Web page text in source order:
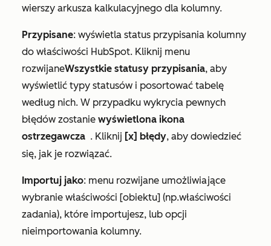
wierszy arkusza kalkulacyjnego dla kolumny.
Przypisane: wyświetla status przypisania kolumny
do właściwości HubSpot. Kliknij menu
rozwijaneWszystkie statusy przypisania, aby
wyświetlić typy statusów i posortować tabelę
według nich. W przypadku wykrycia pewnych
błędów zostanie wyświetlona ikona
ostrzegawcza . Kliknij [x] błędy, aby dowiedzieć
się, jak je rozwiązać.
Importuj jako: menu rozwijane umożliwiające
wybranie właściwości [obiektu] (np.właściwości
zadania), które importujesz, lub opcji
nieimportowania kolumny.